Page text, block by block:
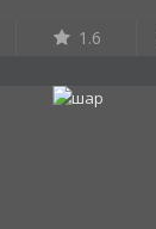
1.6